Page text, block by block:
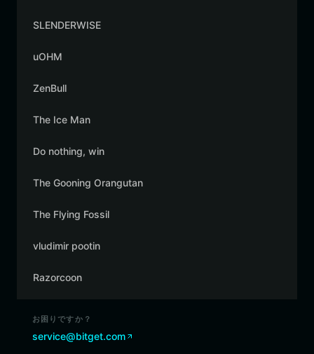
SLENDERWISE
uOHM
ZenBull
The Ice Man
Do nothing, win
The Gooning Orangutan
The Flying Fossil
vludimir pootin
Razorcoon
お困りですか？
service@bitget.com